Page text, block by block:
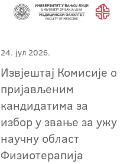
24. јул 2026.
Извјештај Комисије о
пријављеним
кандидатима за
избор у звање за ужу
научну област
Физиотерапија